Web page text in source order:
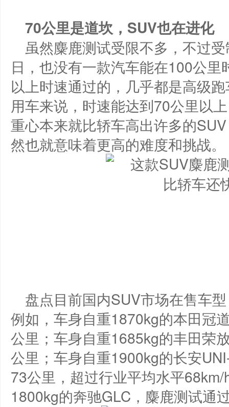
70公里是道坎，SUV也在进化
虽然麋鹿测试受限不多，不过
日，也没有一款汽车能在100公
以上时速通过的，几乎都是高级
用车来说，时速能达到70公里以
重心本来就比轿车高出许多的
然也就意味着更高的难度和挑战。
盘点目前国内SUV市场在售车
例如，车身自重1870kg的本田冠
公里；车身自重1685kg的丰田荣
公里；车身自重1900kg的长安
73公里，超过行业平均水平
1800kg的奔驰GLC，麋鹿测试通